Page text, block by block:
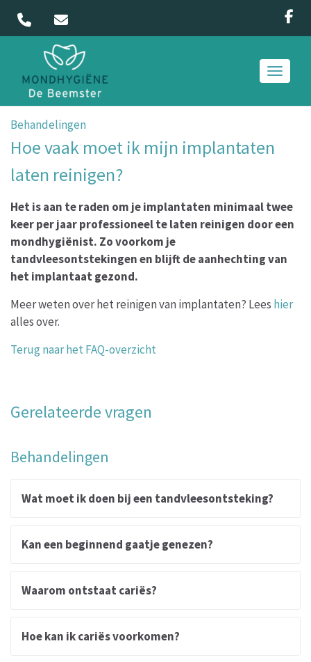
Behandelingen
Hoe vaak moet ik mijn implantaten
laten reinigen?
Het is aan te raden om je implantaten minimaal twee
keer per jaar professioneel te laten reinigen door een
mondhygiënist. Zo voorkom je
tandvleesontstekingen en blijft de aanhechting van
het implantaat gezond.
Meer weten over het reinigen van implantaten? Lees hier
alles over.
Terug naar het FAQ-overzicht
Gerelateerde vragen
Behandelingen
Wat moet ik doen bij een tandvleesontsteking?
Kan een beginnend gaatje genezen?
Waarom ontstaat cariës?
Hoe kan ik cariës voorkomen?